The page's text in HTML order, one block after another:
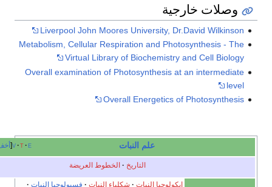
خارجية
Liverpool John Moores University, Dr.David
Metabolism, Cellular Respiration and Photosynthesis -
Virtual Library of Biochemistry and Cell
Overall examination of Photosynthesis at an
Overall Energetics of
الخطوط العريضة
إيكولوجيا النبات شكلياء النبات فسيولوجيا النبات